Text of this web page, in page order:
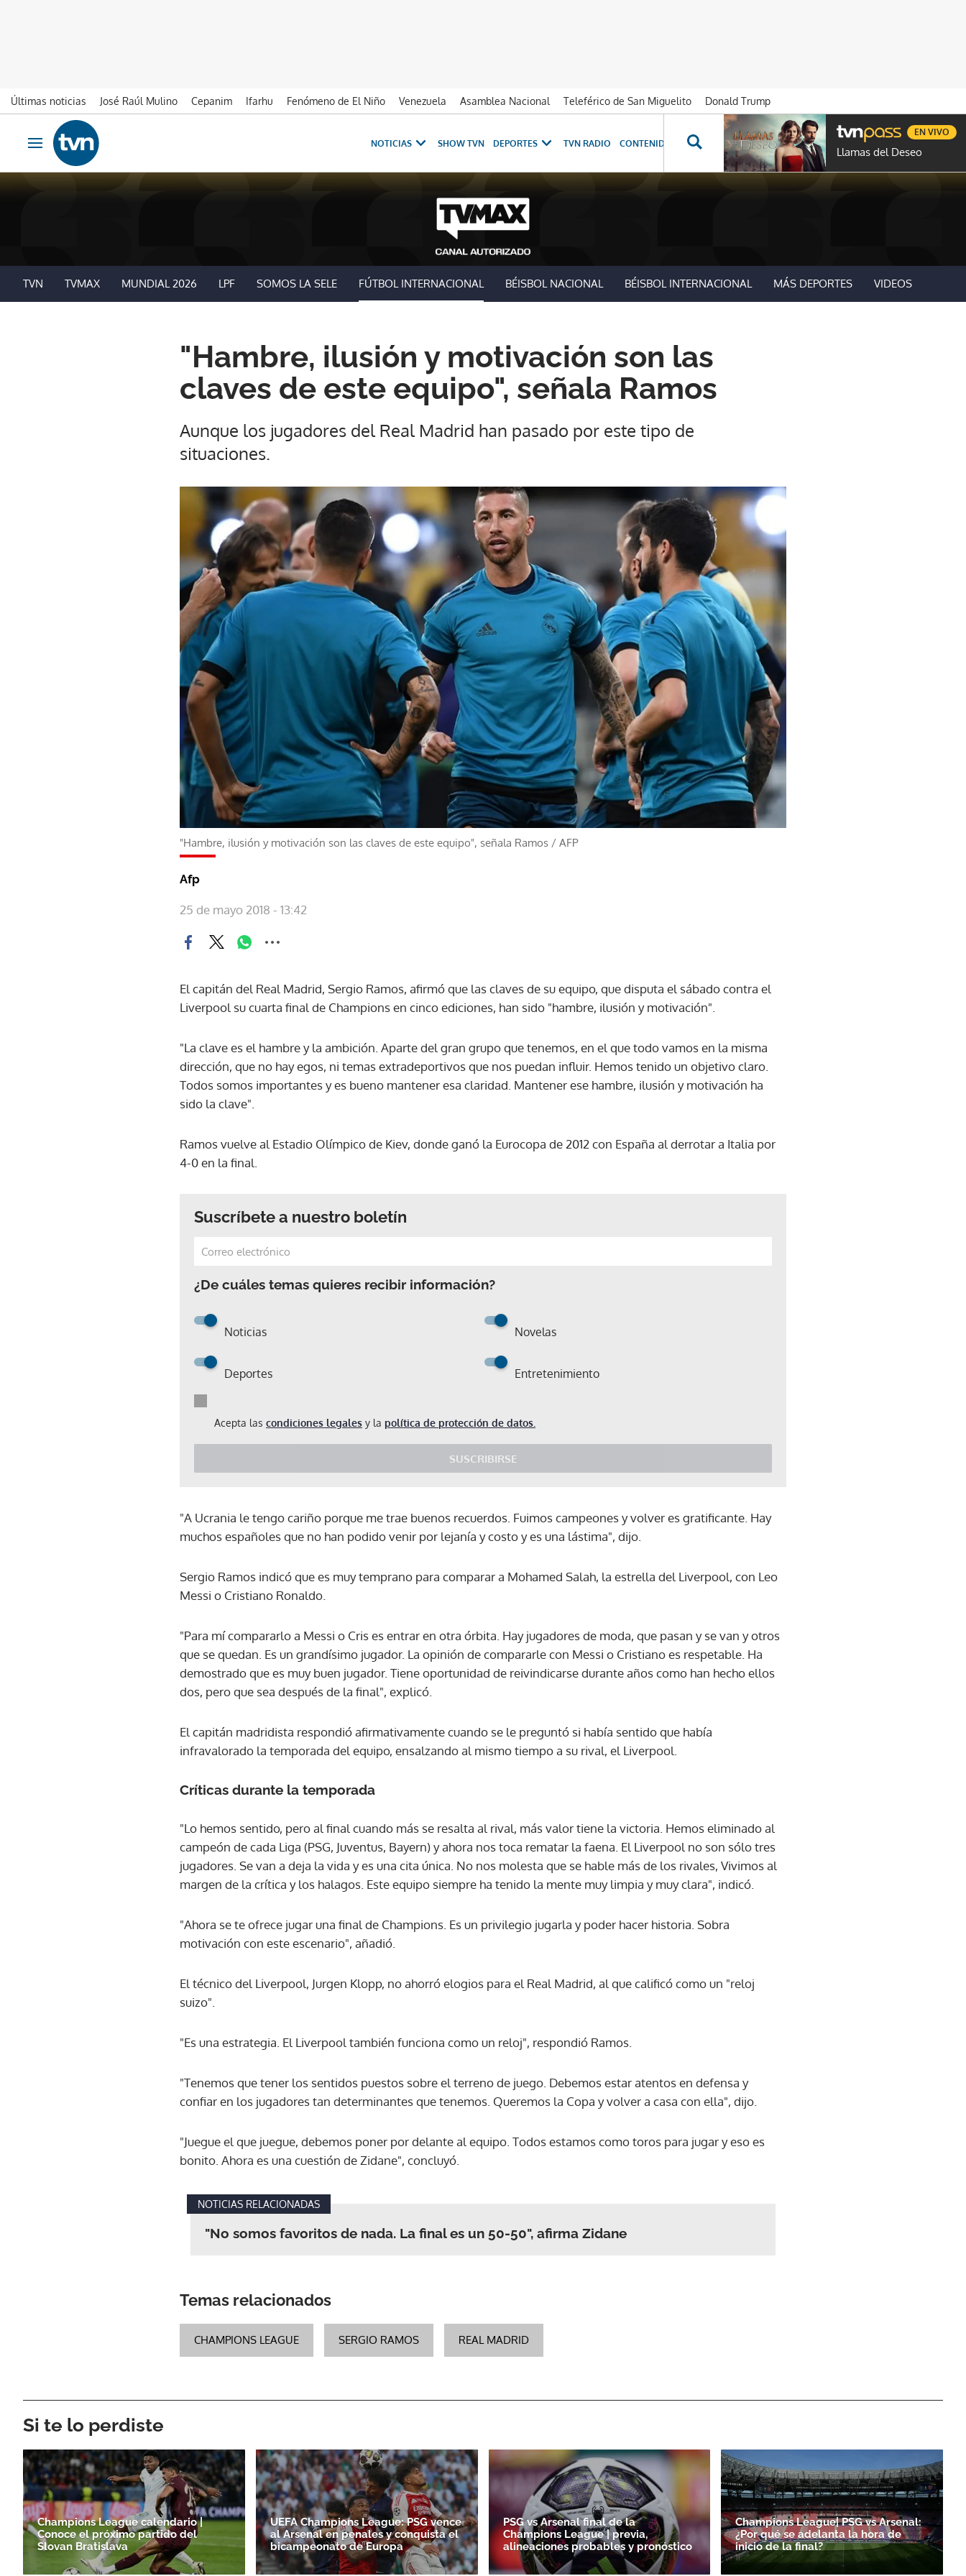
Últimas noticias José Raúl Mulino Cepanim Ifarhu Fenómeno de El Niño Venezuela Asamblea Nacional Teleférico de San Miguelito
Donald Trump
Ir al contenido
Obrir navegació
NOTICIAS SHOW TVN DEPORTES TVN RADIO CONTENIDOS ESPECIALES NOVELAS PROGRAMAS GENTE TVN
Llamas del Deseo
EN VIVO
TVN TVMAX MUNDIAL 2026 LPF SOMOS LA SELE FÚTBOL INTERNACIONAL BÉISBOL NACIONAL BÉISBOL INTERNACIONAL MÁS DEPORTES VIDEOS
"Hambre, ilusión y motivación son las
claves de este equipo", señala Ramos
Aunque los jugadores del Real Madrid han pasado por este tipo de
situaciones.
"Hambre, ilusión y motivación son las claves de este equipo", señala Ramos / AFP
Afp
25 de mayo 2018 - 13:42
El capitán del Real Madrid, Sergio Ramos, afirmó que las claves de su equipo, que disputa el sábado contra el
Liverpool su cuarta final de Champions en cinco ediciones, han sido "hambre, ilusión y motivación".
"La clave es el hambre y la ambición. Aparte del gran grupo que tenemos, en el que todo vamos en la misma
dirección, que no hay egos, ni temas extradeportivos que nos puedan influir. Hemos tenido un objetivo claro.
Todos somos importantes y es bueno mantener esa claridad. Mantener ese hambre, ilusión y motivación ha
sido la clave".
Ramos vuelve al Estadio Olímpico de Kiev, donde ganó la Eurocopa de 2012 con España al derrotar a Italia por
4-0 en la final.
Suscríbete a nuestro boletín
¿De cuáles temas quieres recibir información?
Noticias Novelas
Deportes Entretenimiento
Acepta las condiciones legales y la política de protección de datos.
SUSCRIBIRSE
ACEPTAR
"A Ucrania le tengo cariño porque me trae buenos recuerdos. Fuimos campeones y volver es gratificante. Hay
muchos españoles que no han podido venir por lejanía y costo y es una lástima", dijo.
Sergio Ramos indicó que es muy temprano para comparar a Mohamed Salah, la estrella del Liverpool, con Leo
Messi o Cristiano Ronaldo.
"Para mí compararlo a Messi o Cris es entrar en otra órbita. Hay jugadores de moda, que pasan y se van y otros
que se quedan. Es un grandísimo jugador. La opinión de compararle con Messi o Cristiano es respetable. Ha
demostrado que es muy buen jugador. Tiene oportunidad de reivindicarse durante años como han hecho ellos
dos, pero que sea después de la final", explicó.
El capitán madridista respondió afirmativamente cuando se le preguntó si había sentido que había
infravalorado la temporada del equipo, ensalzando al mismo tiempo a su rival, el Liverpool.
Críticas durante la temporada
"Lo hemos sentido, pero al final cuando más se resalta al rival, más valor tiene la victoria. Hemos eliminado al
campeón de cada Liga (PSG, Juventus, Bayern) y ahora nos toca rematar la faena. El Liverpool no son sólo tres
jugadores. Se van a deja la vida y es una cita única. No nos molesta que se hable más de los rivales, Vivimos al
margen de la crítica y los halagos. Este equipo siempre ha tenido la mente muy limpia y muy clara", indicó.
"Ahora se te ofrece jugar una final de Champions. Es un privilegio jugarla y poder hacer historia. Sobra
motivación con este escenario", añadió.
El técnico del Liverpool, Jurgen Klopp, no ahorró elogios para el Real Madrid, al que calificó como un "reloj
suizo".
"Es una estrategia. El Liverpool también funciona como un reloj", respondió Ramos.
"Tenemos que tener los sentidos puestos sobre el terreno de juego. Debemos estar atentos en defensa y
confiar en los jugadores tan determinantes que tenemos. Queremos la Copa y volver a casa con ella", dijo.
"Juegue el que juegue, debemos poner por delante al equipo. Todos estamos como toros para jugar y eso es
bonito. Ahora es una cuestión de Zidane", concluyó.
NOTICIAS RELACIONADAS
"No somos favoritos de nada. La final es un 50-50", afirma Zidane
Temas relacionados
CHAMPIONS LEAGUE SERGIO RAMOS REAL MADRID
Si te lo perdiste
Champions League calendario |
Conoce el próximo partido del
Slovan Bratislava
UEFA Champions League: PSG vence
al Arsenal en penales y conquista el
bicampeonato de Europa
PSG vs Arsenal final de la
Champions League | previa,
alineaciones probables y pronóstico
Champions League| PSG vs Arsenal:
¿Por qué se adelanta la hora de
inicio de la final?